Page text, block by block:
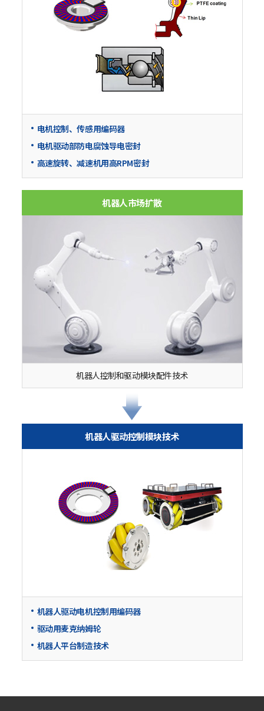
电机控制、传感用编码器
电机驱动部防电腐蚀导电密封
高速旋转、减速机用高RPM密封
机器人市场扩散
机器人控制和驱动模块配件技术
机器人驱动控制模块技术
机器人驱动电机控制用编码器
驱动用麦克纳姆轮
机器人平台制造技术